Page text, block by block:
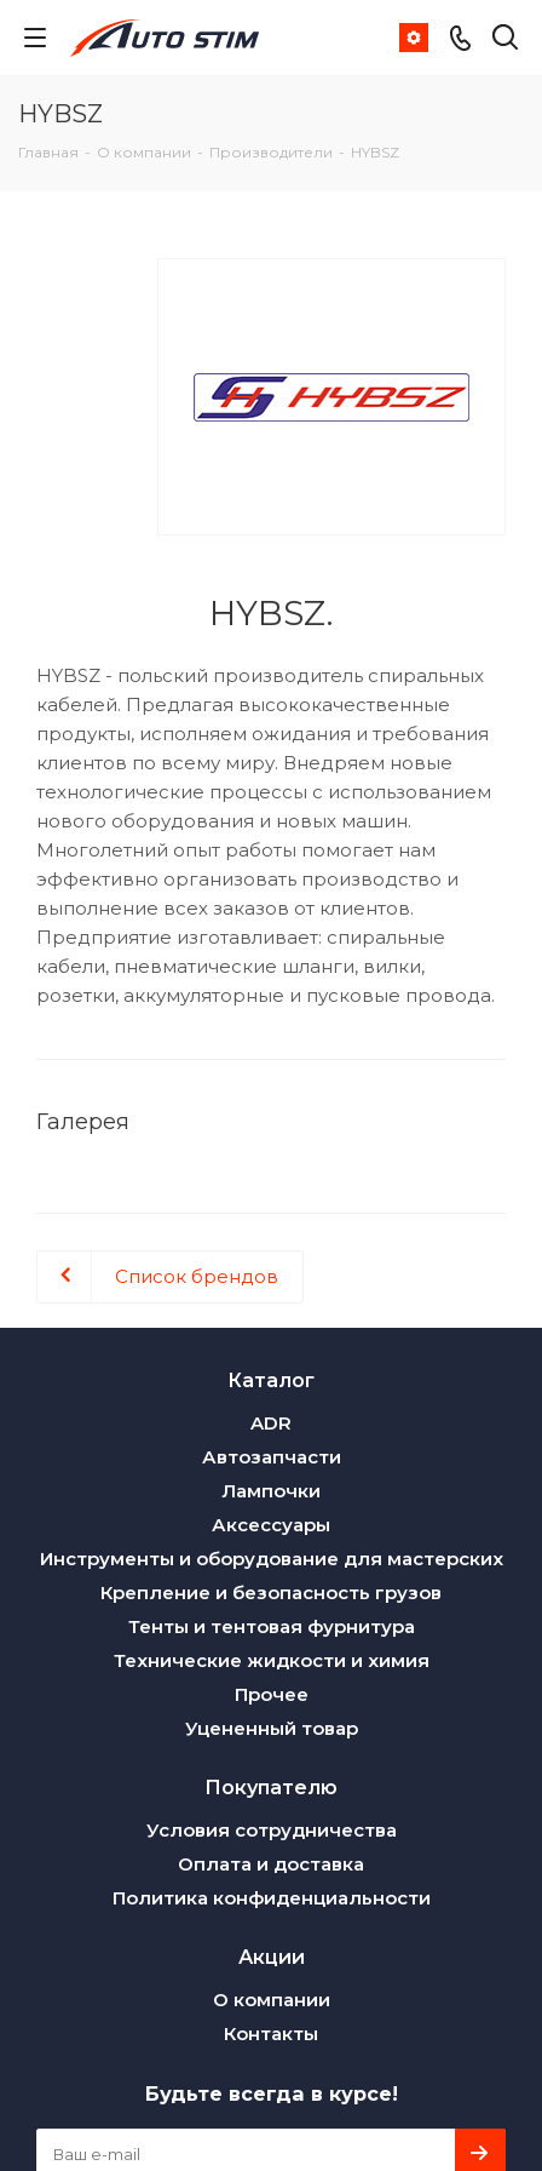
HYBSZ
Главная - О компании - Производители - HYBSZ
HYBSZ.
HYBSZ - польский производитель спиральных
кабелей. Предлагая высококачественные
продукты, исполняем ожидания и требования
клиентов по всему миру. Внедряем новые
технологические процессы с использованием
нового оборудования и новых машин.
Многолетний опыт работы помогает нам
эффективно организовать производство и
выполнение всех заказов от клиентов.
Предприятие изготавливает: спиральные
кабели, пневматические шланги, вилки,
розетки, аккумуляторные и пусковые провода.
Галерея
Список брендов
Каталог
ADR
Автозапчасти
Лампочки
Аксессуары
Инструменты и оборудование для мастерских
Крепление и безопасность грузов
Тенты и тентовая фурнитура
Технические жидкости и химия
Прочее
Уцененный товар
Покупателю
Условия сотрудничества
Оплата и доставка
Политика конфиденциальности
Акции
О компании
Контакты
Будьте всегда в курсе!